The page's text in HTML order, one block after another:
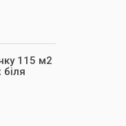
115 м2
біля